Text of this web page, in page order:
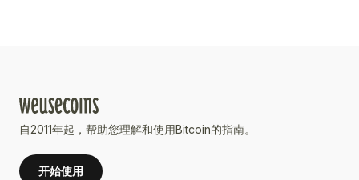
自2011年起，帮助您理解和使用Bitcoin的指南。
开始使用